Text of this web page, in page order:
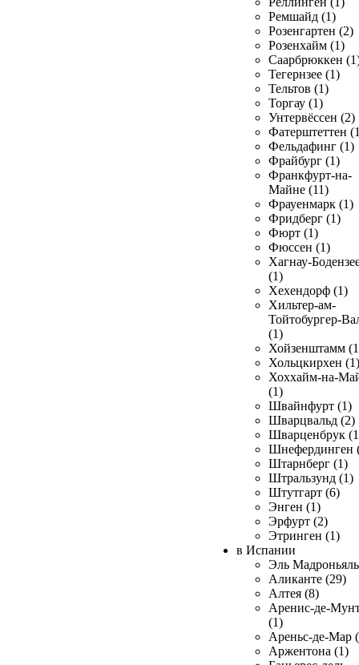
Ремшайд (1)
Розенгартен (2)
Розенхайм (1)
Саарбрюккен
Тегернзее (1)
Тельтов (1)
Торгау (1)
Унтервёссен (2)
Фатерштеттен
Фельдафинг (1)
Фрайбург (1)
Франкфурт-на-
Майне (11)
Фрауенмарк (1)
Фридберг (1)
Фюрт (1)
Фюссен (1)
Хагнау-
(1)
Хехендорф (1)
Хильтер-ам-
Тойтобургер-
(1)
Хойзенштамм
Хольцкирхен (1)
Хоххайм-на-
(1)
Швайнфурт (1)
Шварцвальд (2)
Шварценбрук
Шнефердинген
Штарнберг (1)
Штральзунд (1)
Штутгарт (6)
Энген (1)
Эрфурт (2)
Этринген (1)
в Испании
Эль
Аликанте (29)
Алтея (8)
Аренис-де-
(1)
Ареньс-де-Мар
Аржентона (1)